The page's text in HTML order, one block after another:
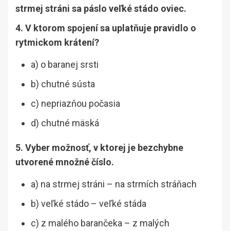
strmej stráni sa páslo veľké stádo oviec.
4. V ktorom spojení sa uplatňuje pravidlo o
rytmickom krátení?
a) o baranej srsti
b) chutné sústa
c) nepriazňou počasia
d) chutné mäská
5. Vyber možnosť, v ktorej je bezchybne
utvorené množné číslo.
a) na strmej stráni – na strmích stráňach
b) veľké stádo – veľké stáda
c) z malého barančeka – z malých